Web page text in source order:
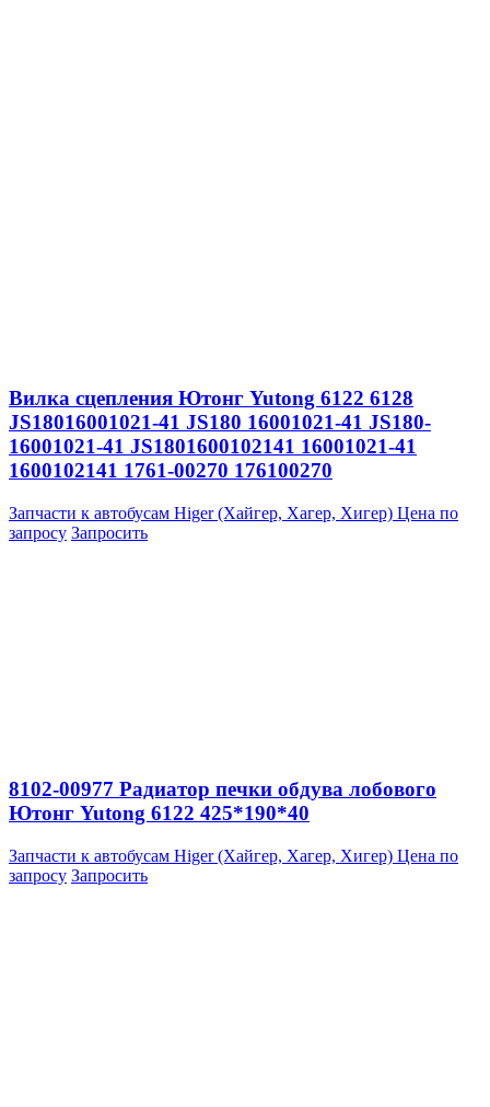
Вилка сцепления Ютонг Yutong 6122 6128
JS18016001021-41 JS180 16001021-41 JS180-
16001021-41 JS1801600102141 16001021-41
1600102141 1761-00270 176100270
Запчасти к автобусам Higer (Хайгер, Хагер, Хигер) Цена по
запросу Запросить
8102-00977 Радиатор печки обдува лобового
Ютонг Yutong 6122 425*190*40
Запчасти к автобусам Higer (Хайгер, Хагер, Хигер) Цена по
запросу Запросить